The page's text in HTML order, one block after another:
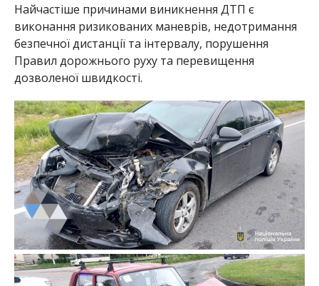
Найчастіше причинами виникнення ДТП є
виконання ризикованих маневрів, недотримання
безпечної дистанції та інтервалу, порушення
Правил дорожнього руху та перевищення
дозволеної швидкості.